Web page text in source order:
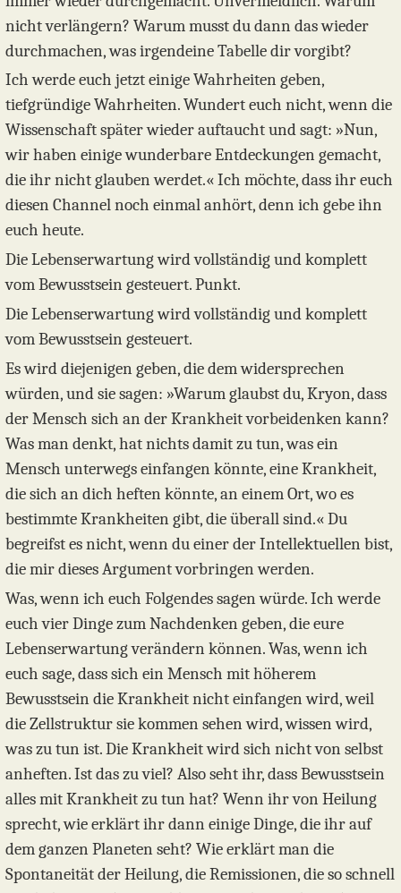
nicht verlängern? Warum musst du dann das wieder
durchmachen, was irgendeine Tabelle dir vorgibt?
Ich werde euch jetzt einige Wahrheiten geben,
tiefgründige Wahrheiten. Wundert euch nicht, wenn die
Wissenschaft später wieder auftaucht und sagt: »Nun,
wir haben einige wunderbare Entdeckungen gemacht,
die ihr nicht glauben werdet.« Ich möchte, dass ihr euch
diesen Channel noch einmal anhört, denn ich gebe ihn
euch heute.
Die Lebenserwartung wird vollständig und komplett
vom Bewusstsein gesteuert. Punkt.
Die Lebenserwartung wird vollständig und komplett
vom Bewusstsein gesteuert.
Es wird diejenigen geben, die dem widersprechen
würden, und sie sagen: »Warum glaubst du, Kryon, dass
der Mensch sich an der Krankheit vorbeidenken kann?
Was man denkt, hat nichts damit zu tun, was ein
Mensch unterwegs einfangen könnte, eine Krankheit,
die sich an dich heften könnte, an einem Ort, wo es
bestimmte Krankheiten gibt, die überall sind.« Du
begreifst es nicht, wenn du einer der Intellektuellen bist,
die mir dieses Argument vorbringen werden.
Was, wenn ich euch Folgendes sagen würde. Ich werde
euch vier Dinge zum Nachdenken geben, die eure
Lebenserwartung verändern können. Was, wenn ich
euch sage, dass sich ein Mensch mit höherem
Bewusstsein die Krankheit nicht einfangen wird, weil
die Zellstruktur sie kommen sehen wird, wissen wird,
was zu tun ist. Die Krankheit wird sich nicht von selbst
anheften. Ist das zu viel? Also seht ihr, dass Bewusstsein
alles mit Krankheit zu tun hat? Wenn ihr von Heilung
sprecht, wie erklärt ihr dann einige Dinge, die ihr auf
dem ganzen Planeten seht? Wie erklärt man die
Spontaneität der Heilung, die Remissionen, die so schnell